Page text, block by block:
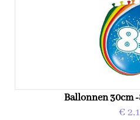
Ballonnen 30cm -
€